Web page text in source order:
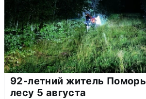
92-летний житель
лесу 5 августа